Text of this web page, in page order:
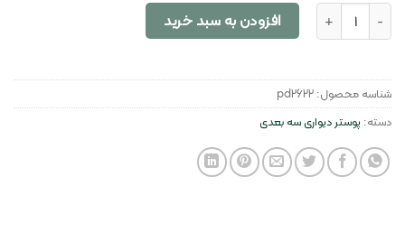
پوستر دیواری موج دار سه بعدی-کدpd2622 عددافزودن به سبد خرید
شناسه محصول:pd2622
دسته: پوستر دیواری سه بعدی